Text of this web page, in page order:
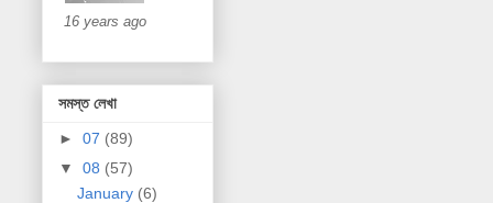
16 years ago
সমস্ত লেখা
►07 (89)
▼08 (57)
January (6)